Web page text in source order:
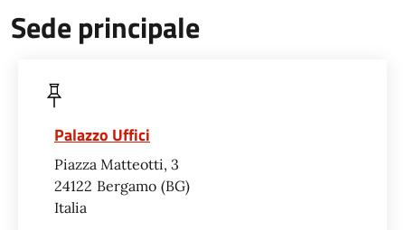
Sede principale
Palazzo Uffici
Piazza Matteotti, 3
24122 Bergamo BG
Italia